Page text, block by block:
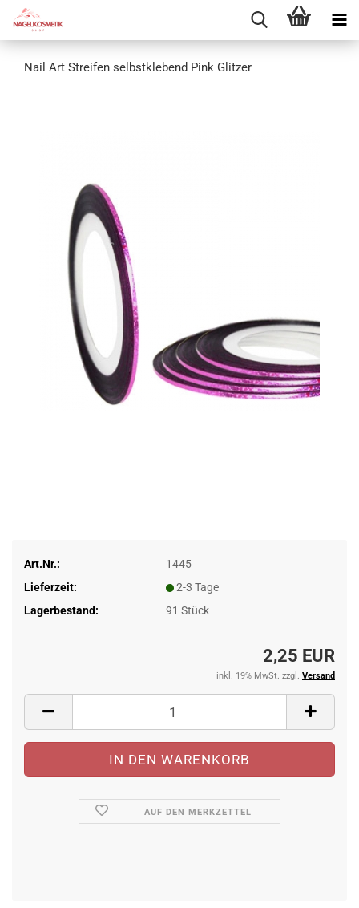
Nail Art Streifen selbstklebend Pink Glitzer
Art.Nr.:
1445
Lieferzeit:
2-3 Tage
Lagerbestand:
91 Stück
2,25 EUR
inkl. 19% MwSt. zzgl. Versand
AUF DEN MERKZETTEL